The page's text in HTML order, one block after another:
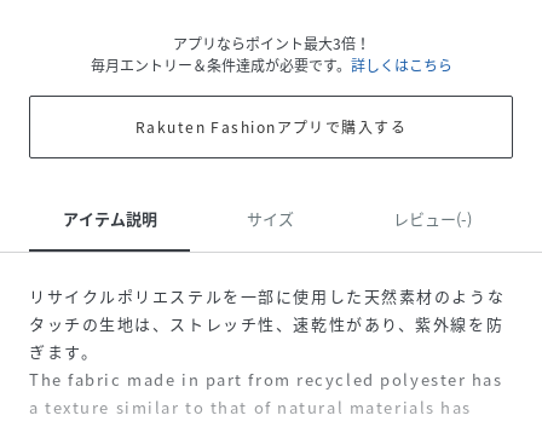
アプリならポイント最大3倍！
毎月エントリー＆条件達成が必要です。 詳しくはこちら
Rakuten Fashionアプリで購入する
アイテム説明 サイズ レビュー(-)
リサイクルポリエステルを一部に使用した天然素材のような
タッチの生地は、ストレッチ性、速乾性があり、紫外線を防
ぎます。
The fabric made in part from recycled polyester has
a texture similar to that of natural materials has